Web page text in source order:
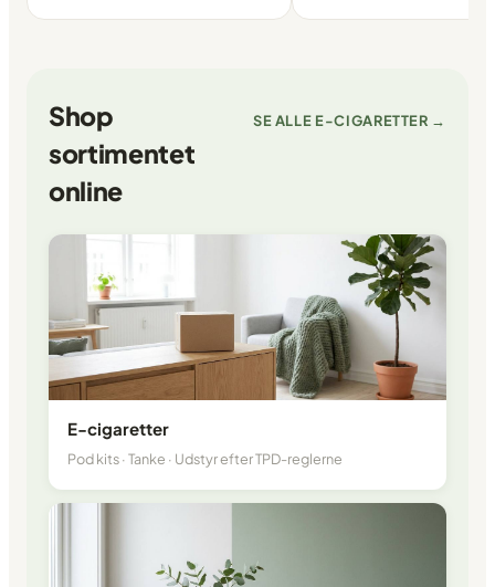
Shop
sortimentet
online
SE ALLE E-CIGARETTER →
E-cigaretter
Pod kits · Tanke · Udstyr efter TPD-reglerne